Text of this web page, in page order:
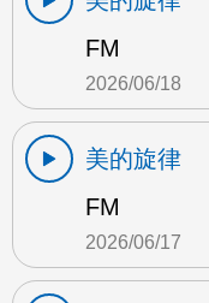
FM
2026/06/18
美的旋律
FM
2026/06/17